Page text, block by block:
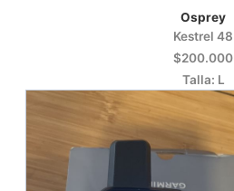
Osprey
Kestrel 48
$200.000
Talla: L